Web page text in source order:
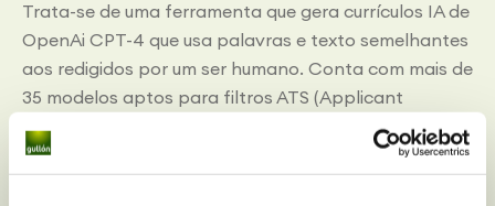
Trata-se de uma ferramenta que gera currículos IA de
OpenAi CPT-4 que usa palavras e texto semelhantes
aos redigidos por um ser humano. Conta com mais de
35 modelos aptos para filtros ATS (Applicant
Tracking System) que são os filtros utilizados pelo
pessoal de recursos humanos para fazer uma